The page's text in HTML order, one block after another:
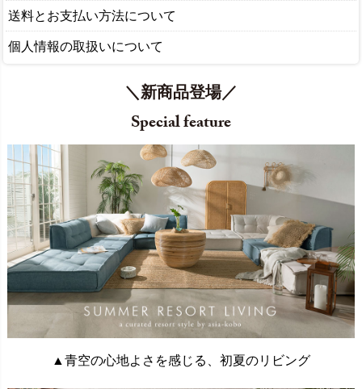
送料とお支払い方法について
個人情報の取扱いについて
＼新商品登場／
Special feature
▲青空の心地よさを感じる、初夏のリビング